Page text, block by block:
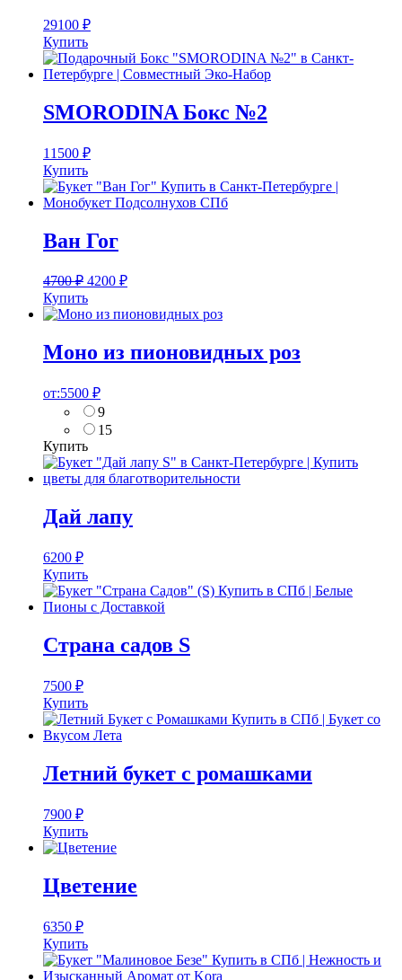
29100 ₽
Купить
SMORODINA Бокс №2
11500 ₽
Купить
Ван Гог
4700₽ 4200 ₽
Купить
Моно из пионовидных роз
от:5500 ₽
9
15
Купить
Дай лапу
6200 ₽
Купить
Страна садов S
7500 ₽
Купить
Летний букет с ромашками
7900 ₽
Купить
Цветение
6350 ₽
Купить